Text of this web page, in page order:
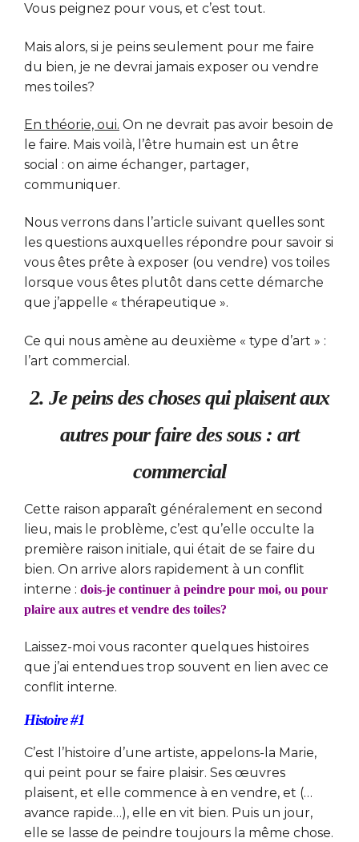
Vous peignez pour vous, et c’est tout.
Mais alors, si je peins seulement pour me faire
du bien, je ne devrai jamais exposer ou vendre
mes toiles?
En théorie, oui. On ne devrait pas avoir besoin de
le faire. Mais voilà, l’être humain est un être
social : on aime échanger, partager,
communiquer.
Nous verrons dans l’article suivant quelles sont
les questions auxquelles répondre pour savoir si
vous êtes prête à exposer (ou vendre) vos toiles
lorsque vous êtes plutôt dans cette démarche
que j’appelle « thérapeutique ».
Ce qui nous amène au deuxième « type d’art » :
l’art commercial.
2. Je peins des choses qui plaisent aux
autres pour faire des sous : art
commercial
Cette raison apparaît généralement en second
lieu, mais le problème, c’est qu’elle occulte la
première raison initiale, qui était de se faire du
bien. On arrive alors rapidement à un conflit
interne : dois-je continuer à peindre pour moi, ou pour
plaire aux autres et vendre des toiles?
Laissez-moi vous raconter quelques histoires
que j’ai entendues trop souvent en lien avec ce
conflit interne.
Histoire #1
C’est l’histoire d’une artiste, appelons-la Marie,
qui peint pour se faire plaisir. Ses œuvres
plaisent, et elle commence à en vendre, et (…
avance rapide…), elle en vit bien. Puis un jour,
elle se lasse de peindre toujours la même chose.